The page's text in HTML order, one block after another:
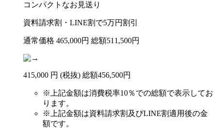
コンパクトなお見送り
資料請求割・LINE割で5万円割引
通常価格 465,000円 総額511,500円
415,000 円 (税抜) 総額456,500円
※ 上記金額は消費税率10％での総額で表示してお
ります。
※ 上記金額は資料請求割及びLINE割適用後の金
額です。